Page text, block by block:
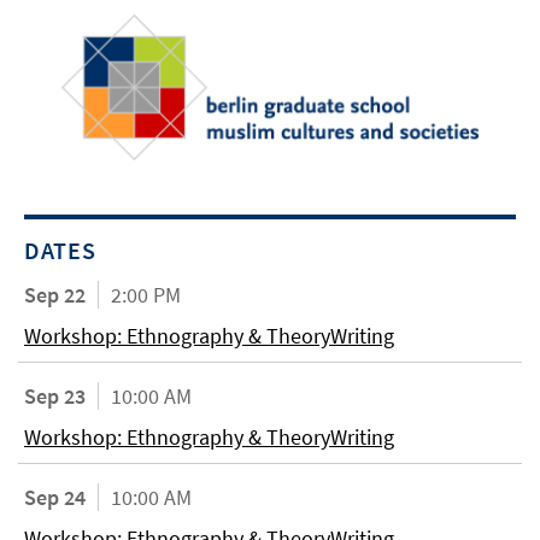
DATES
Sep 22
2:00 PM
Workshop: Ethnography & TheoryWriting
Sep 23
10:00 AM
Workshop: Ethnography & TheoryWriting
Sep 24
10:00 AM